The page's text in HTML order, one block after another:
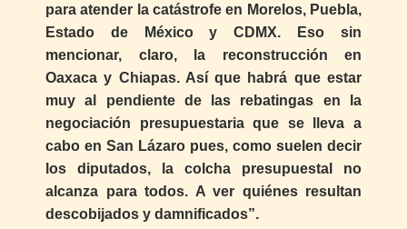
para atender la catástrofe en Morelos, Puebla,
Estado de México y CDMX. Eso sin
mencionar, claro, la reconstrucción en
Oaxaca y Chiapas. Así que habrá que estar
muy al pendiente de las rebatingas en la
negociación presupuestaria que se lleva a
cabo en San Lázaro pues, como suelen decir
los diputados, la colcha presupuestal no
alcanza para todos. A ver quiénes resultan
descobijados y damnificados”.